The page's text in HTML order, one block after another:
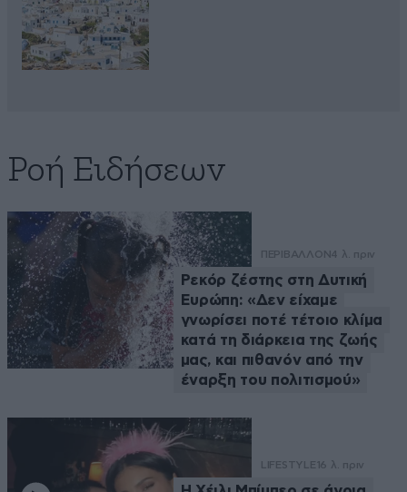
Ροή Ειδήσεων
ΠΕΡΙΒΑΛΛΟΝ4 λ. πριν
Ρεκόρ ζέστης στη Δυτική
Ευρώπη: «Δεν είχαμε
γνωρίσει ποτέ τέτοιο κλίμα
κατά τη διάρκεια της ζωής
μας, και πιθανόν από την
έναρξη του πολιτισμού»
LIFESTYLE 16 λ. πριν